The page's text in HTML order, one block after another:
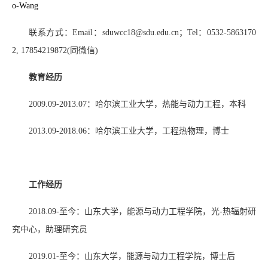
o-Wang
联系方式：Email ： sduwcc18@sdu.edu.cn ； Tel ：0532-5863170
2, 17854219872( 同微信)
教育经历
2009.09-2013.07：哈尔滨工业大学，热能与动力工程，本科
2013.09-2018.06：哈尔滨工业大学，工程热物理，博士
工作经历
2018.09-至今：山东大学，能源与动力工程学院，光-热辐射研
究中心，助理研究员
2019.01-至今：山东大学，能源与动力工程学院，博士后